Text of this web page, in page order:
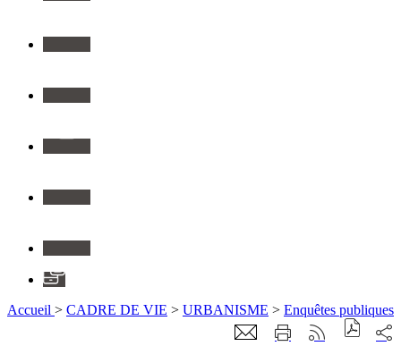
Accueil > CADRE DE VIE > URBANISME > Enquêtes publiques